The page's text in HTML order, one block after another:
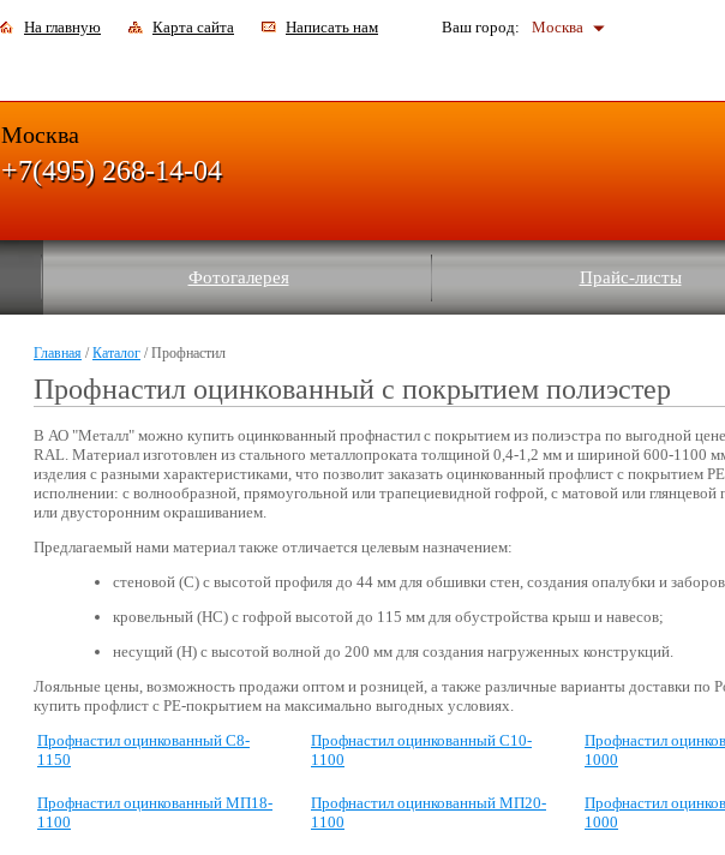
На главную Карта сайта Написать нам Ваш город: Москва
Фотогалерея Прайс-листы
Москва
+7(495) 268-14-04
Главная /Каталог / Профнастил
Профнастил оцинкованный с покрытием полиэстер
В АО "Металл" можно купить оцинкованный профнастил с покрытием из полиэстра по выгодной
RAL. Материал изготовлен из стального металлопроката толщиной 0,4-1,2 мм и шириной 600-1100
изделия с разными характеристиками, что позволит заказать оцинкованный профлист с покрытием
исполнении: с волнообразной, прямоугольной или трапециевидной гофрой, с матовой или
или двусторонним окрашиванием.
Предлагаемый нами материал также отличается целевым назначением:
стеновой (С) с высотой профиля до 44 мм для обшивки стен, создания опалубки и
кровельный (НС) с гофрой высотой до 115 мм для обустройства крыш и навесов;
несущий (Н) с высотой волной до 200 мм для создания нагруженных конструкций.
Лояльные цены, возможность продажи оптом и розницей, а также различные варианты доставки по
купить профлист с РЕ-покрытием на максимально выгодных условиях.
Профнастил оцинкованный С8-
1150
Профнастил оцинкованный С10-
1100
Профнастил
1000
Профнастил оцинкованный МП18-
1100
Профнастил оцинкованный МП20-
1100
Профнастил
1000